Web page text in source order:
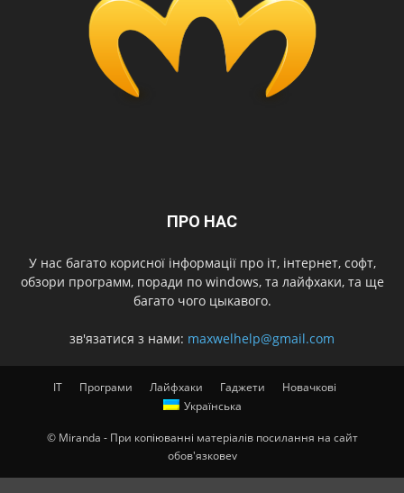
ПРО НАС
У нас багато корисної інформації про іт, інтернет, софт,
обзори программ, поради по windows, та лайфхаки, та ще
багато чого цыкавого.
зв'язатися з нами: maxwelhelp@gmail.com
IT Програми Лайфхаки Гаджети
Новачкові
Українська
© Miranda - При копіюванні матеріалів посилання на сайт
обов'язковеv